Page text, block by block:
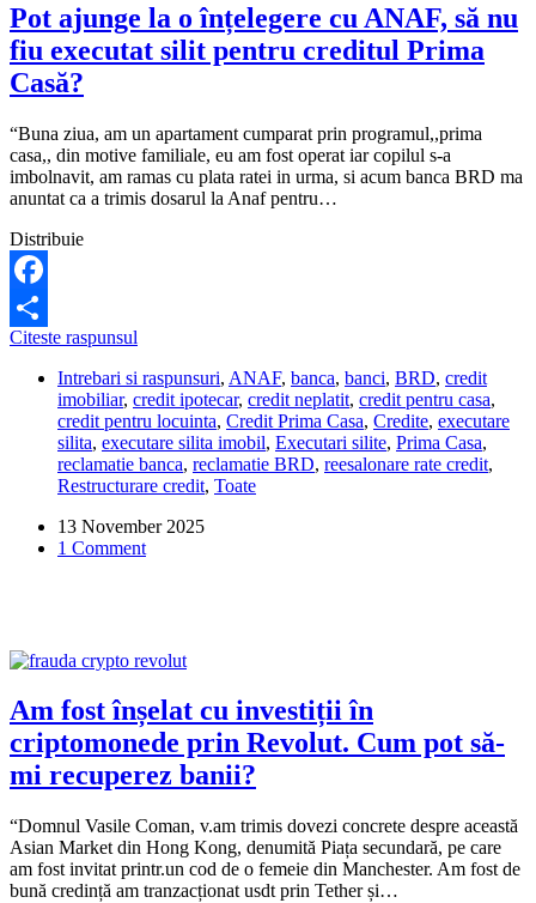
pot
să
fac?
Pot ajunge la o înțelegere cu ANAF, să nu
fiu executat silit pentru creditul Prima
Casă?
“Buna ziua, am un apartament cumparat prin programul,,prima
casa,, din motive familiale, eu am fost operat iar copilul s-a
imbolnavit, am ramas cu plata ratei in urma, si acum banca BRD ma
anuntat ca a trimis dosarul la Anaf pentru…
Distribuie
Facebook
Share
Citeste raspunsul
la
o
înțelegere
cu
ANAF,
să
fiu
executat
Casă?
Intrebari si raspunsuri, ANAF, banca, banci, BRD, credit
imobiliar, credit ipotecar, credit neplatit, credit pentru casa,
credit pentru locuinta, Credit Prima Casa, Credite, executare
silita, executare silita imobil, Executari silite, Prima Casa,
reclamatie banca, reclamatie BRD, reesalonare rate credit,
Restructurare credit, Toate
13 November 2025
1 Comment
Am fost înșelat cu investiții în
criptomonede prin Revolut. Cum pot să-
mi recuperez banii?
“Domnul Vasile Coman, v.am trimis dovezi concrete despre această
Asian Market din Hong Kong, denumită Piața secundară, pe care
am fost invitat printr.un cod de o femeie din Manchester. Am fost de
bună credință am tranzacționat usdt prin Tether și…